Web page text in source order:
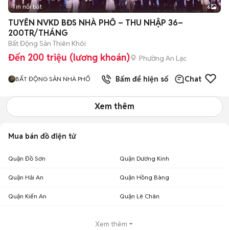
+2
Tin nổi bật 6
TUYỂN NVKD BĐS NHÀ PHỐ – THU NHẬP 36–
200TR/THÁNG
Bất Động Sản Thiên Khôi
Đến 200 triệu (lương khoán) Phường An Lạc
BẤT ĐỘNG SẢN NHÀ PHỐ Bấm để hiện số Chat
Xem thêm
Mua bán đồ điện tử
Quận Đồ Sơn Quận Dương Kinh
Quận Hải An Quận Hồng Bàng
Quận Kiến An Quận Lê Chân
Xem thêm